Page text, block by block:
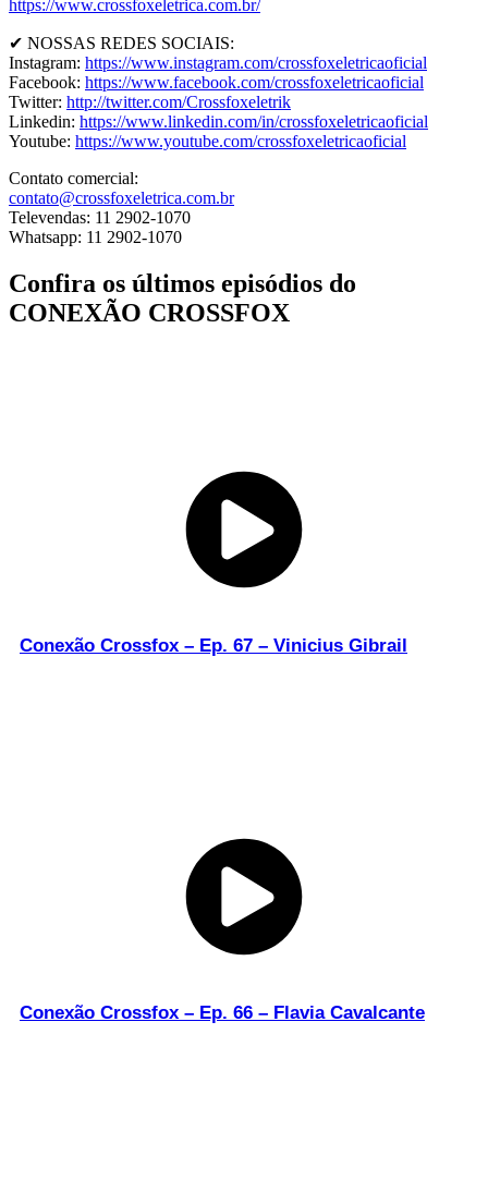
https://www.crossfoxeletrica.com.br/
✔ NOSSAS REDES SOCIAIS:
Instagram: https://www.instagram.com/crossfoxeletricaoficial
Facebook: https://www.facebook.com/crossfoxeletricaoficial
Twitter: http://twitter.com/Crossfoxeletrik
Linkedin: https://www.linkedin.com/in/crossfoxeletricaoficial
Youtube: https://www.youtube.com/crossfoxeletricaoficial
Contato comercial:
contato@crossfoxeletrica.com.br
Televendas: 11 2902-1070
Whatsapp: 11 2902-1070
Confira os últimos episódios do
CONEXÃO CROSSFOX
Conexão Crossfox – Ep. 67 – Vinicius Gibrail
Conexão Crossfox – Ep. 66 – Flavia Cavalcante